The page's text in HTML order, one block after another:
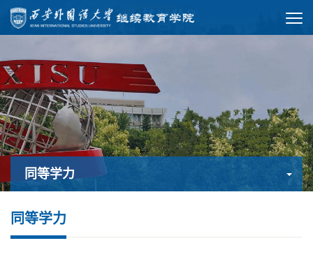
同等学力
同等学力